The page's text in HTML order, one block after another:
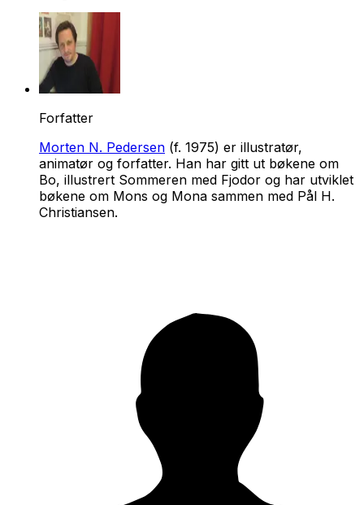
Forfatter
Morten N. Pedersen (f. 1975) er illustratør,
animatør og forfatter. Han har gitt ut bøkene om
Bo, illustrert Sommeren med Fjodor og har utviklet
bøkene om Mons og Mona sammen med Pål H.
Christiansen.